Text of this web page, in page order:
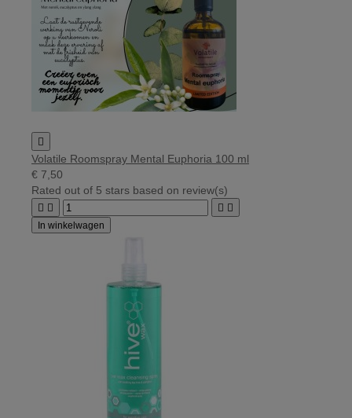

Volatile Roomspray Mental Euphoria 100 ml
€ 7,50
Rated out of 5 stars based on review(s)
   
In winkelwagen